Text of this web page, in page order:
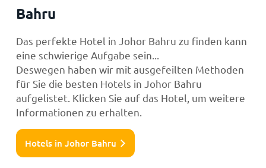
Bahru
Das perfekte Hotel in Johor Bahru zu finden kann
eine schwierige Aufgabe sein...
Deswegen haben wir mit ausgefeilten Methoden
für Sie die besten Hotels in Johor Bahru
aufgelistet. Klicken Sie auf das Hotel, um weitere
Informationen zu erhalten.
Hotels in Johor Bahru